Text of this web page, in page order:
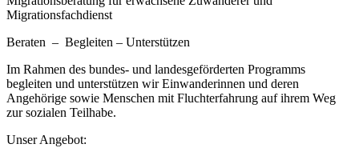
Migrationsfachdienst
Beraten – Begleiten – Unterstützen
Im Rahmen des bundes- und landesgeförderten Programms
begleiten und unterstützen wir Einwanderinnen und deren
Angehörige sowie Menschen mit Fluchterfahrung auf ihrem Weg
zur sozialen Teilhabe.
Unser Angebot: